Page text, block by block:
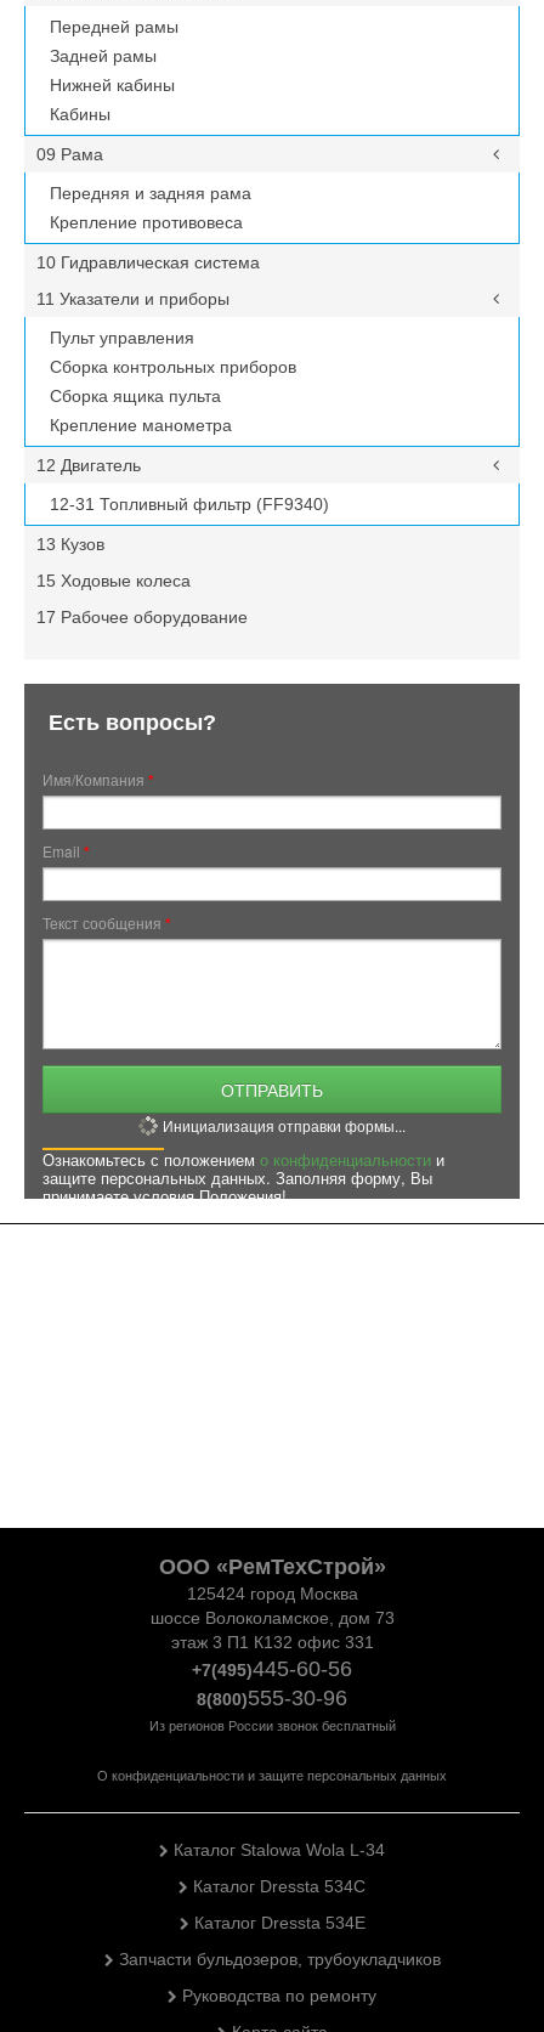
Передней рамы
Задней рамы
Нижней кабины
Кабины
09 Рама
Передняя и задняя рама
Крепление противовеса
10 Гидравлическая система
11 Указатели и приборы
Пульт управления
Сборка контрольных приборов
Сборка ящика пульта
Крепление манометра
12 Двигатель
12-31 Топливный фильтр (FF9340)
13 Кузов
15 Ходовые колеса
17 Рабочее оборудование
Есть вопросы?
Имя/Компания *
Email *
Текст сообщения *
ОТПРАВИТЬ
Инициализация отправки формы...
Ознакомьтесь с положением о конфиденциальности и
защите персональных данных. Заполняя форму, Вы
принимаете условия Положения!
ООО «РемТехСтрой»
125424 город Москва
шоссе Волоколамское, дом 73
этаж 3 П1 К132 офис 331
+7(495)445-60-56
8(800)555-30-96
Из регионов России звонок бесплатный
О конфиденциальности и защите персональных данных
Каталог Stalowa Wola L-34
Каталог Dressta 534C
Каталог Dressta 534E
Запчасти бульдозеров, трубоукладчиков
Руководства по ремонту